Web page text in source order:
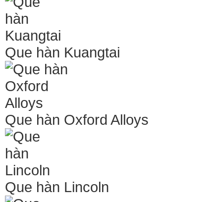
Que hàn Kuangtai
Que hàn Oxford Alloys
Que hàn Lincoln